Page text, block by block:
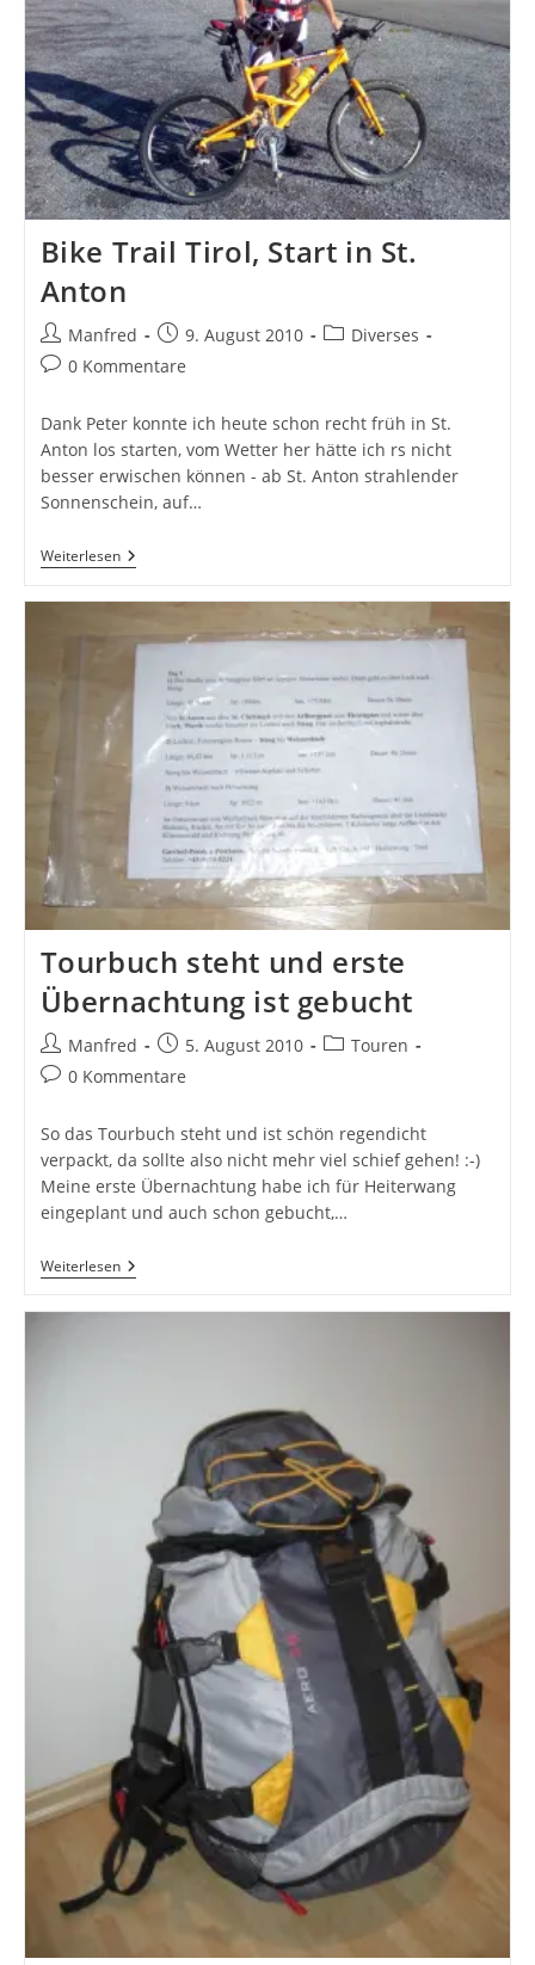
Bike Trail Tirol, Start in St.
Anton
Beitrags-
Autor:
Manfred
Beitrag
veröffentlicht:
9. August 2010
Beitrags-
Diverses
Beitrags-
0 Kommentare
Dank Peter konnte ich heute schon recht früh in St.
Anton los starten, vom Wetter her hätte ich rs nicht
besser erwischen können - ab St. Anton strahlender
Sonnenschein, auf…
WeiterlesenBike
Trail
St.
Anton
Tourbuch steht und erste
Übernachtung ist gebucht
Beitrags-
Autor:
Manfred
Beitrag
veröffentlicht:
5. August 2010
Beitrags-
Touren
Beitrags-
0 Kommentare
So das Tourbuch steht und ist schön regendicht
verpackt, da sollte also nicht mehr viel schief gehen! :-)
Meine erste Übernachtung habe ich für Heiterwang
eingeplant und auch schon gebucht,…
WeiterlesenTourbuch
Steht